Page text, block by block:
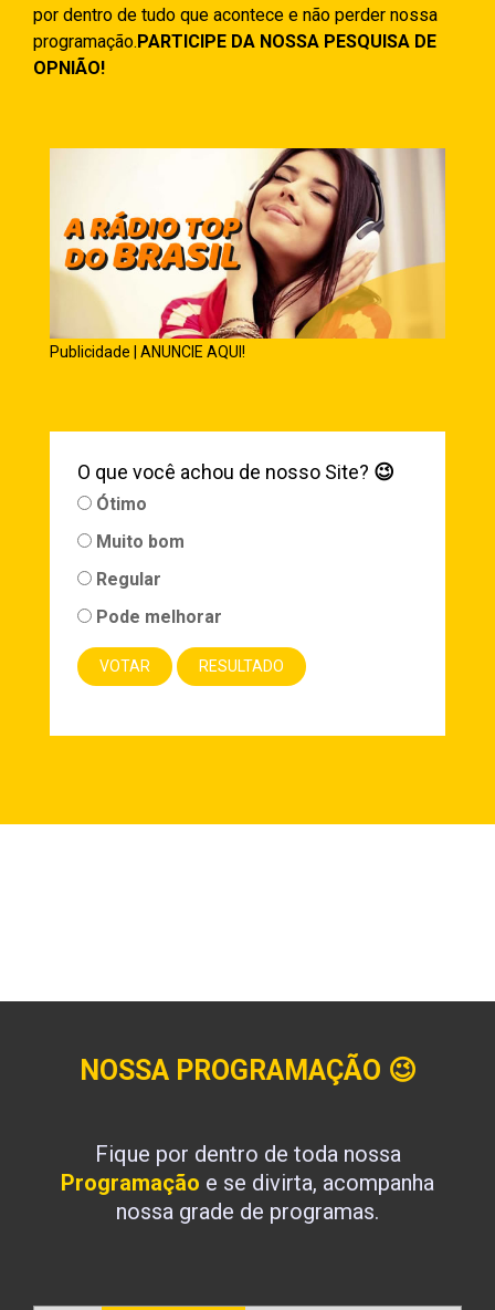
por dentro de tudo que acontece e não perder nossa
programação.PARTICIPE DA NOSSA PESQUISA DE
OPNIÃO!
Publicidade | ANUNCIE AQUI!
O que você achou de nosso Site? 😉
Ótimo
Muito bom
Regular
Pode melhorar
NOSSA PROGRAMAÇÃO 😉
Fique por dentro de toda nossa
Programação e se divirta, acompanha
nossa grade de programas.